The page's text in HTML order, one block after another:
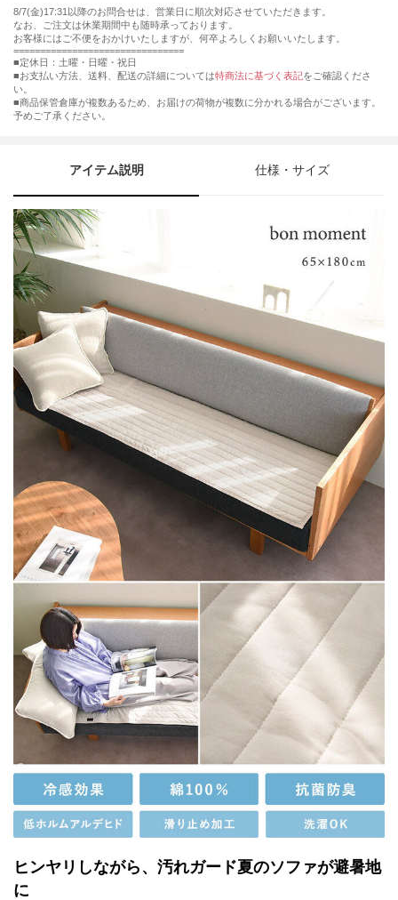
8/7(金)17:31以降のお問合せは、営業日に順次対応させていただきます。
なお、ご注文は休業期間中も随時承っております。
お客様にはご不便をおかけいたしますが、何卒よろしくお願いいたします。
================================
■定休日：土曜・日曜・祝日
■お支払い方法、送料、配送の詳細については特商法に基づく表記をご確認くださ
い。
■商品保管倉庫が複数あるため、お届けの荷物が複数に分かれる場合がございます。
予めご了承ください。
アイテム説明 仕様・サイズ
ヒンヤリしながら、汚れガード夏のソファが避暑地
に